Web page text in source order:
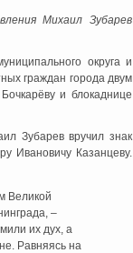
Михаил Зубарев
округа и
граждан города двум
и блокаднице
Зубарев вручил знак
Ивановичу Казанцеву.
Великой
–
их дух, а
Равняясь на